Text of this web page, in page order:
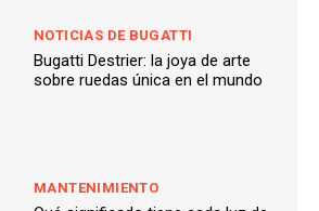
NOTICIAS DE BUGATTI
Bugatti Destrier: la joya de arte
sobre ruedas única en el mundo
MANTENIMIENTO